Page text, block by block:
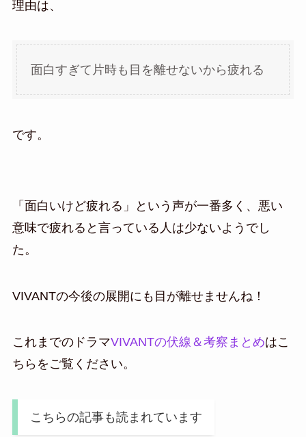
理由は、
面白すぎて片時も目を離せないから疲れる
です。
「面白いけど疲れる」という声が一番多く、悪い
意味で疲れると言っている人は少ないようでし
た。
VIVANTの今後の展開にも目が離せませんね！
これまでのドラマVIVANTの伏線＆考察まとめはこ
ちらをご覧ください。
こちらの記事も読まれています